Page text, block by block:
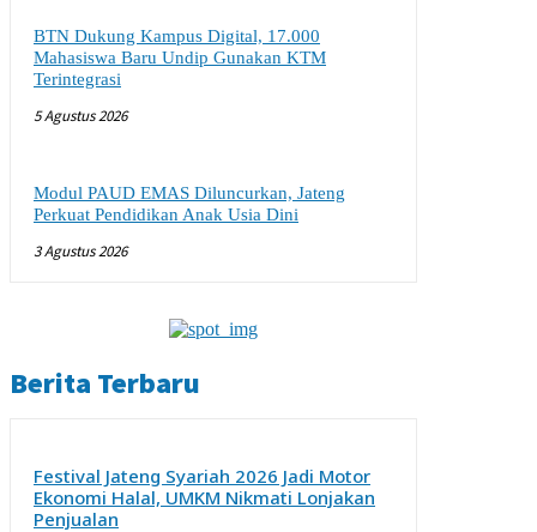
BTN Dukung Kampus Digital, 17.000
Mahasiswa Baru Undip Gunakan KTM
Terintegrasi
5 Agustus 2026
Modul PAUD EMAS Diluncurkan, Jateng
Perkuat Pendidikan Anak Usia Dini
3 Agustus 2026
Berita Terbaru
Festival Jateng Syariah 2026 Jadi Motor
Ekonomi Halal, UMKM Nikmati Lonjakan
Penjualan